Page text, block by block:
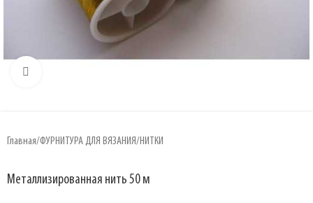
Главная/ФУРНИТУРА ДЛЯ ВЯЗАНИЯ/НИТКИ
Металлизированная нить 50 м